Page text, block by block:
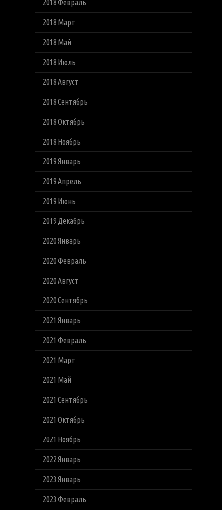
2018 Февраль
2018 Март
2018 Май
2018 Июль
2018 Август
2018 Сентябрь
2018 Октябрь
2018 Ноябрь
2019 Январь
2019 Апрель
2019 Июнь
2019 Декабрь
2020 Январь
2020 Февраль
2020 Август
2020 Сентябрь
2021 Январь
2021 Февраль
2021 Март
2021 Май
2021 Сентябрь
2021 Октябрь
2021 Ноябрь
2022 Январь
2023 Январь
2023 Февраль